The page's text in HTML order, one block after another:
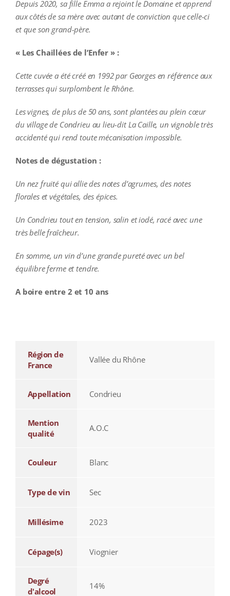
Depuis 2020, sa fille Emma a rejoint le Domaine et apprend
aux côtés de sa mère avec autant de conviction que celle-ci
et que son grand-père.
« Les Chaillées de l’Enfer » :
Cette cuvée a été créé en 1992 par Georges en référence aux
terrasses qui surplombent le Rhône.
Les vignes, de plus de 50 ans, sont plantées au plein cœur
du village de Condrieu au lieu-dit La Caille, un vignoble très
accidenté qui rend toute mécanisation impossible.
Notes de dégustation :
Un nez fruité qui allie des notes d’agrumes, des notes
florales et végétales, des épices.
Un Condrieu tout en tension, salin et iodé, racé avec une
très belle fraîcheur.
En somme, un vin d’une grande pureté avec un bel
équilibre ferme et tendre.
A boire entre 2 et 10 ans
Région de
France
Vallée du Rhône
Appellation Condrieu
Mention
qualité
A.O.C
Couleur Blanc
Type de vin Sec
Millésime 2023
Cépage(s) Viognier
Degré
d'alcool
14%